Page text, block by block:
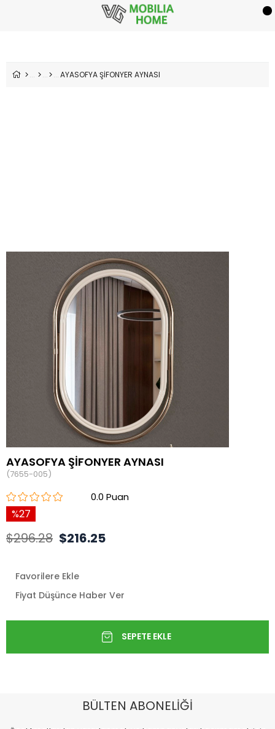
AYASOFYA ŞİFONYER AYNASI
AYASOFYA ŞİFONYER AYNASI
(7655-005)
0.0
27
$296.28 $216.25
Favorilere Ekle
Fiyat Düşünce Haber Ver
BÜLTEN ABONELİĞİ